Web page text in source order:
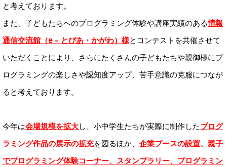
と考えております。
また、子どもたちへのプログラミング体験や講座実績のある情報
通信交流館（e – とぴあ・かがわ）様とコンテストを共催させて
いただくことにより、さらにたくさんの子どもたちや親御様にプ
ログラミングの楽しさや認知度アップ、苦手意識の克服につなが
ると考えております。
今年は会場規模を拡大し、小中学生たちが実際に制作したプログ
ラミング作品の展示の拡充を図るほか、 企業ブースの設置、親子
でプログラミング体験コーナー、スタンプラリー、プログラミン